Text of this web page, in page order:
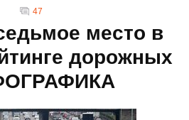
47
место в
дорожных